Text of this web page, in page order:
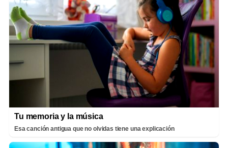
Tu memoria y la música
Esa canción antigua que no olvidas tiene una explicación